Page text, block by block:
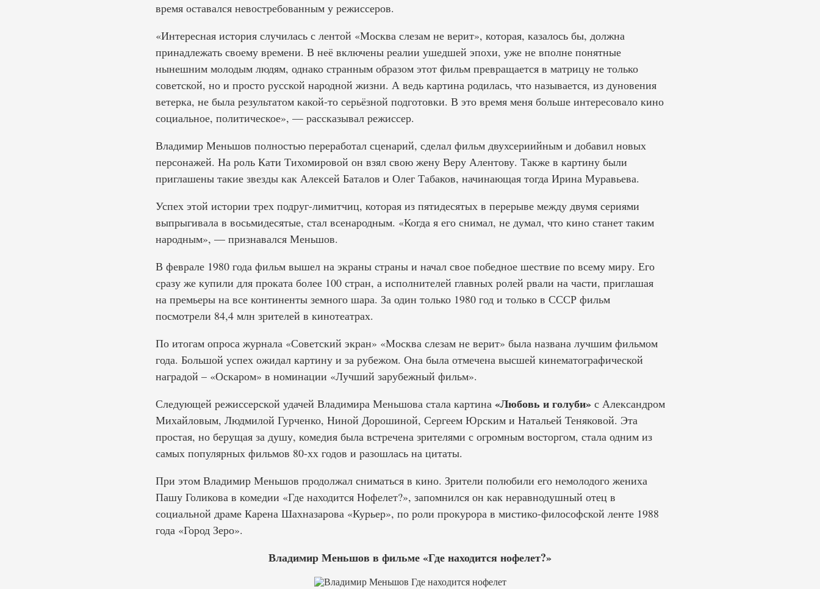
время оставался невостребованным у режиссеров.
«Интересная история случилась с лентой «Москва слезам не верит», которая, казалось бы, должна
принадлежать своему времени. В неё включены реалии ушедшей эпохи, уже не вполне понятные
нынешним молодым людям, однако странным образом этот фильм превращается в матрицу не только
советской, но и просто русской народной жизни. А ведь картина родилась, что называется, из дуновения
ветерка, не была результатом какой-то серьёзной подготовки. В это время меня больше интересовало кино
социальное, политическое», — рассказывал режиссер.
Владимир Меньшов полностью переработал сценарий, сделал фильм двухсериийным и добавил новых
персонажей. На роль Кати Тихомировой он взял свою жену Веру Алентову. Также в картину были
приглашены такие звезды как Алексей Баталов и Олег Табаков, начинающая тогда Ирина Муравьева.
Успех этой истории трех подруг-лимитчиц, которая из пятидесятых в перерыве между двумя сериями
выпрыгивала в восьмидесятые, стал всенародным. «Когда я его снимал, не думал, что кино станет таким
народным», — признавался Меньшов.
В феврале 1980 года фильм вышел на экраны страны и начал свое победное шествие по всему миру. Его
сразу же купили для проката более 100 стран, а исполнителей главных ролей рвали на части, приглашая
на премьеры на все континенты земного шара. За один только 1980 год и только в СССР фильм
посмотрели 84,4 млн зрителей в кинотеатрах.
По итогам опроса журнала «Советский экран» «Москва слезам не верит» была названа лучшим фильмом
года. Большой успех ожидал картину и за рубежом. Она была отмечена высшей кинематографической
наградой – «Оскаром» в номинации «Лучший зарубежный фильм».
Следующей режиссерской удачей Владимира Меньшова стала картина «Любовь и голуби»с Александром
Михайловым, Людмилой Гурченко, Ниной Дорошиной, Сергеем Юрским и Натальей Теняковой. Эта
простая, но берущая за душу, комедия была встречена зрителями с огромным восторгом, стала одним из
самых популярных фильмов 80-хх годов и разошлась на цитаты.
При этом Владимир Меньшов продолжал сниматься в кино. Зрители полюбили его немолодого жениха
Пашу Голикова в комедии «Где находится Нофелет?», запомнился он как неравнодушный отец в
социальной драме Карена Шахназарова «Курьер», по роли прокурора в мистико-философской ленте 1988
года «Город Зеро».
Владимир Меньшов в фильме «Где находится нофелет?»